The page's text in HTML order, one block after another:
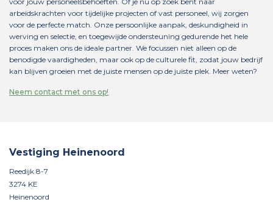
arbeidskrachten voor tijdelijke projecten of vast personeel, wij zorgen
voor de perfecte match. Onze persoonlijke aanpak, deskundigheid in
werving en selectie, en toegewijde ondersteuning gedurende het hele
proces maken ons de ideale partner. We focussen niet alleen op de
benodigde vaardigheden, maar ook op de culturele fit, zodat jouw bedrijf
kan blijven groeien met de juiste mensen op de juiste plek. Meer weten?
Neem contact met ons op!
Vestiging Heinenoord
Reedijk 8-7
3274 KE
Heinenoord